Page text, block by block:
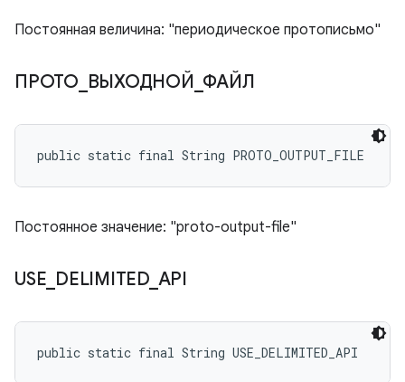
Постоянная величина: "периодическое протописьмо"
ПРОТО ВЫХОДНОЙ ФАЙЛ
public static final String PROTO_OUTPUT_FILE
Постоянное значение: "proto-output-file"
USE DELIMITED_ API
public static final String USE_DELIMITED_API